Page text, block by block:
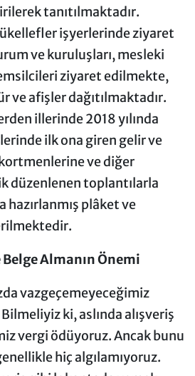
tanıtılmaktadır.
işyerlerinde ziyaret
ve kuruluşları, mesleki
ziyaret edilmekte,
ve afişler dağıtılmaktadır.
illerinde 2018 yılında
ilk ona giren gelir ve
ve diğer
düzenlenen toplantılarla
hazırlanmış plâket ve
Almanın Önemi
vazgeçemeyeceğimiz
ki, aslında alışveriş
vergi ödüyoruz. Ancak bunu
hiç algılamıyoruz.